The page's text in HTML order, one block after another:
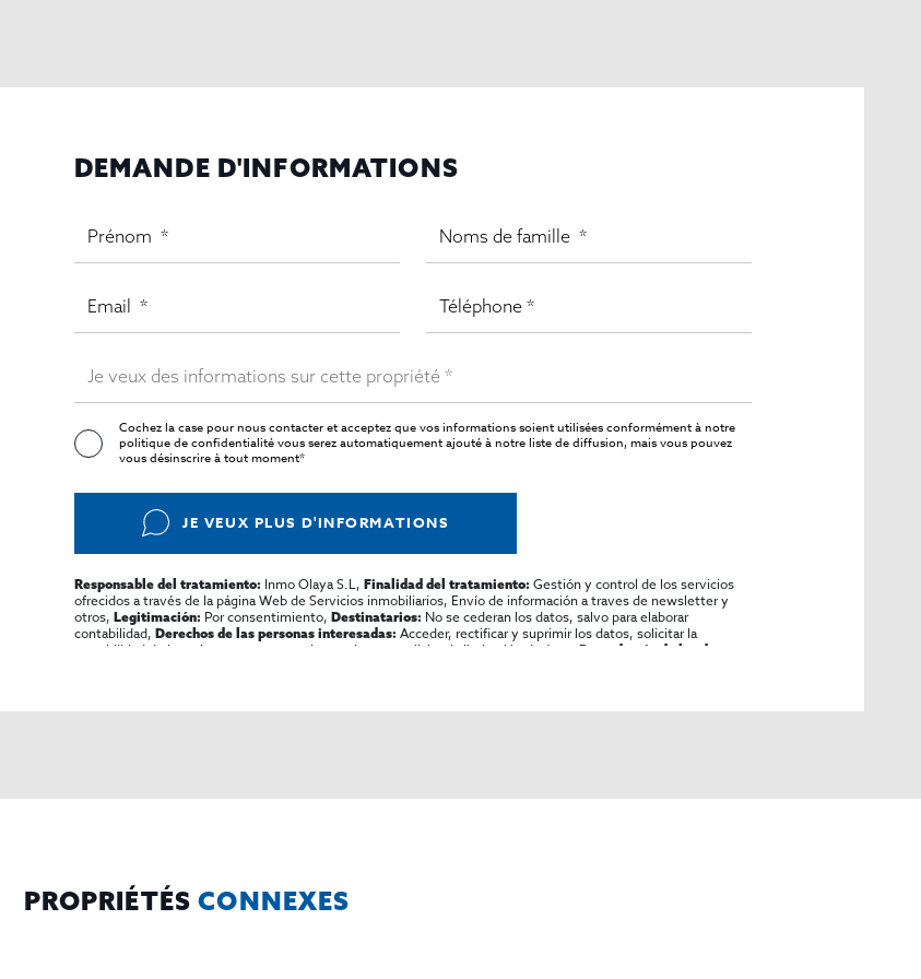
DEMANDE D'INFORMATIONS
Cochez la case pour nous contacter et acceptez que vos informations soient utilisées conformément à notre
politique de confidentialitévous serez automatiquement ajouté à notre liste de diffusion, mais vous pouvez
vous désinscrire à tout moment*
JE VEUX PLUS D'INFORMATIONS
Responsable del tratamiento: Inmo Olaya S.L, Finalidad del tratamiento: Gestión y control de los servicios
ofrecidos a través de la página Web de Servicios inmobiliarios, Envío de información a traves de newsletter y
otros, Legitimación: Por consentimiento, Destinatarios: No se cederan los datos, salvo para elaborar
contabilidad, Derechos de las personas interesadas: Acceder, rectificar y suprimir los datos, solicitar la
portabilidad de los mismos, oponerse altratamiento y solicitar la limitación de éste, Procedencia de los datos:
PROPRIÉTÉS CONNEXES